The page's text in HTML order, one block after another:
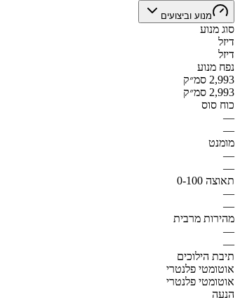
מנוע וביצועים
סוג מנוע
דיזל
דיזל
נפח מנוע
2,993 סמ״ק
2,993 סמ״ק
כוח סוס
—
—
מומנט
—
—
תאוצה 0-100
—
—
מהירות מרבית
—
—
תיבת הילוכים
אוטומטי פלנטרי
אוטומטי פלנטרי
הנעה